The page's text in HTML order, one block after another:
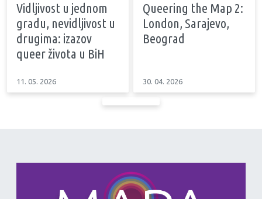
Vidljivost u jednom
gradu, nevidljivost u
drugima: izazov
queer života u BiH
11. 05. 2026
Queering the Map 2:
London, Sarajevo,
Beograd
30. 04. 2026